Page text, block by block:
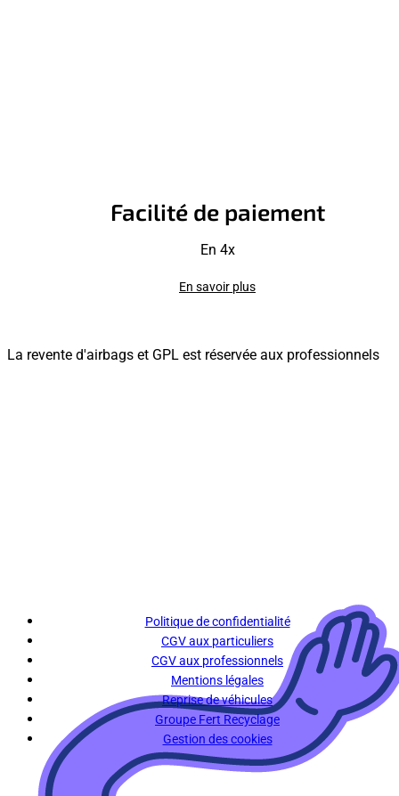
Facilité de paiement
En 4x
En savoir plus
La revente d'airbags et GPL est réservée aux professionnels
Politique de confidentialité
CGV aux particuliers
CGV aux professionnels
Mentions légales
Reprise de véhicules
Groupe Fert Recyclage
Gestion des cookies